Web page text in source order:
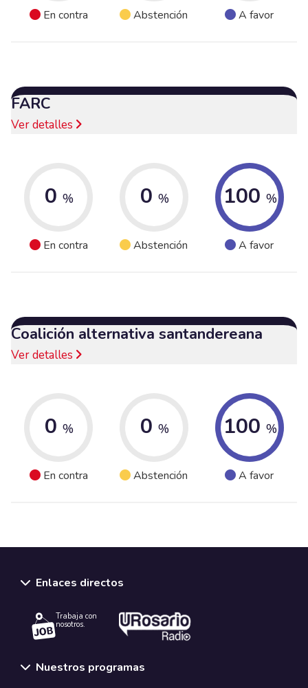
En contra Abstención A favor
FARC
Ver detalles
0 %
En contra
0 %
Abstención
100 %
A favor
Coalición alternativa santandereana
Ver detalles
0 %
En contra
0 %
Abstención
100 %
A favor
Enlaces directos
Trabaja con
nosotros.
Nuestros programas